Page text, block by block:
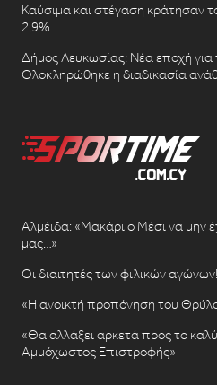
Καύσιμα και στέγαση κράτησαν
2,9%
Δήμος Λευκωσίας: Νέα εποχή για
Ολοκληρώθηκε η διαδικασία
Αλμέιδα: «Μακάρι ο Μέσι να μην
μας…»
Οι διαιτητές των φιλικών αγώνων!
«Η ανοικτή προπόνηση του
«Θα αλλάξει αρκετά προς το
Αμμόχωστος Επιστροφής»